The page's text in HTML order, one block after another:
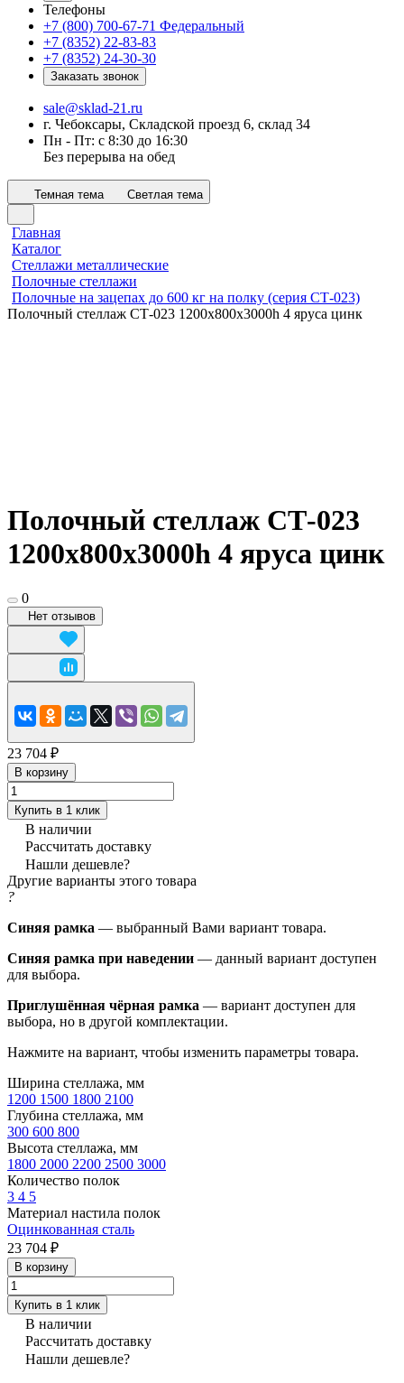
Телефоны
+7 (800) 700-67-71 Федеральный
+7 (8352) 22-83-83
+7 (8352) 24-30-30
Заказать звонок
sale@sklad-21.ru
г. Чебоксары, Складской проезд 6, склад 34
Пн - Пт: с 8:30 до 16:30
Без перерыва на обед
Темная тема Светлая тема
Главная
Каталог
Стеллажи металлические
Полочные стеллажи
Полочные на зацепах до 600 кг на полку (серия СТ-023)
Полочный стеллаж СТ-023 1200x800х3000h 4 яруса цинк
Полочный стеллаж СТ-023
1200x800х3000h 4 яруса цинк
0
Нет отзывов
23 704 ₽
В корзину
Купить в 1 клик
В наличии
Рассчитать доставку
Нашли дешевле?
Другие варианты этого товара
?
Синяя рамка — выбранный Вами вариант товара.
Синяя рамка при наведении — данный вариант доступен
для выбора.
Приглушённая чёрная рамка — вариант доступен для
выбора, но в другой комплектации.
Нажмите на вариант, чтобы изменить параметры товара.
Ширина стеллажа, мм
1200 1500 1800 2100
Глубина стеллажа, мм
300 600 800
Высота стеллажа, мм
1800 2000 2200 2500 3000
Количество полок
3 4 5
Материал настила полок
Оцинкованная сталь
23 704 ₽
В корзину
Купить в 1 клик
В наличии
Рассчитать доставку
Нашли дешевле?